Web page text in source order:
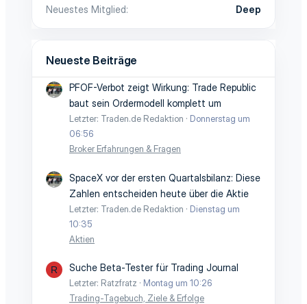
Neuestes Mitglied
Deep
Neueste Beiträge
PFOF-Verbot zeigt Wirkung: Trade Republic
baut sein Ordermodell komplett um
Letzter: Traden.de Redaktion
Donnerstag um
06:56
Broker Erfahrungen & Fragen
SpaceX vor der ersten Quartalsbilanz: Diese
Zahlen entscheiden heute über die Aktie
Letzter: Traden.de Redaktion
Dienstag um
10:35
Aktien
R Suche Beta-Tester für Trading Journal
Letzter: Ratzfratz
Montag um 10:26
Trading-Tagebuch, Ziele & Erfolge